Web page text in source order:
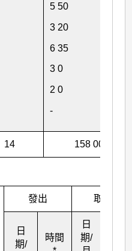
5 50
3 20
6 35
3 0
2 0
-
14 158 00
發出 取消
日
期/
時間
日
期/